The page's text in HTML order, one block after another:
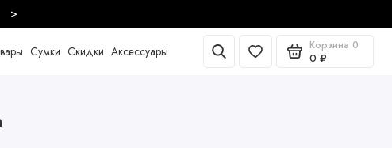
>
Сумки Скидки Аксессуары Корзина 0
0 ₽